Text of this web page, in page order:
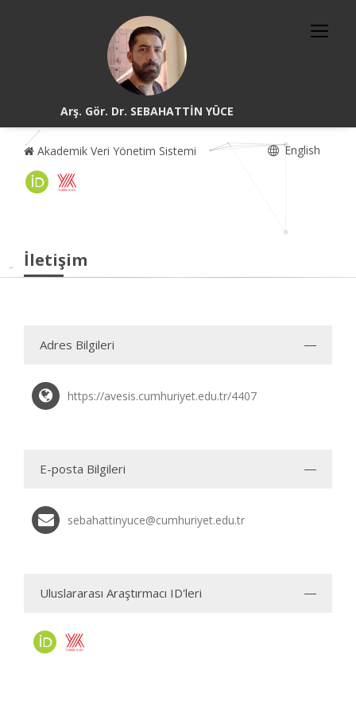
Arş. Gör. Dr. SEBAHATTİN YÜCE
Akademik Veri Yönetim Sistemi English
İletişim
Adres Bilgileri
https://avesis.cumhuriyet.edu.tr/4407
E-posta Bilgileri
sebahattinyuce@cumhuriyet.edu.tr
Uluslararası Araştırmacı ID'leri